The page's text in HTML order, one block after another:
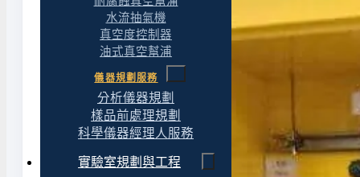
水流抽氣機
真空度控制器
油式真空幫浦
儀器規劃服務
分析儀器規劃
樣品前處理規劃
科學儀器經理人服務
實驗室規劃與工程